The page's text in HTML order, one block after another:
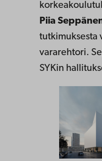
Piia
tutkimuksesta
vararehtori.
SYKin